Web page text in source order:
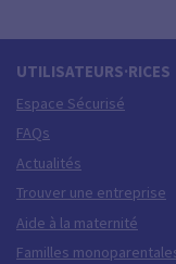
UTILISATEURS·RICES
Espace Sécurisé
FAQs
Actualités
Trouver une entreprise
Aide à la maternité
Familles